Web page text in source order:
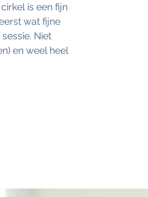
is een fijn
wat fijne
Niet
en weel heel